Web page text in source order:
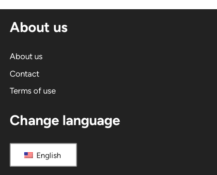
About us
About us
Contact
Terms of use
Change language
English